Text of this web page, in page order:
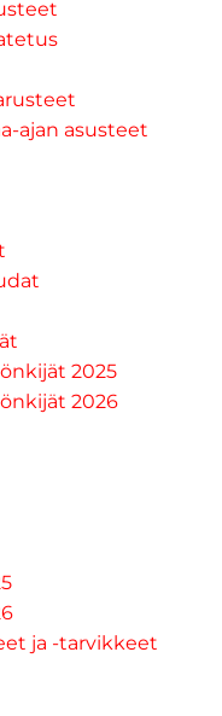
ajan asusteet
2025
2026
ja -tarvikkeet